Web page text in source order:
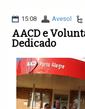
15:08 Avesol
AACD e
Dedicado